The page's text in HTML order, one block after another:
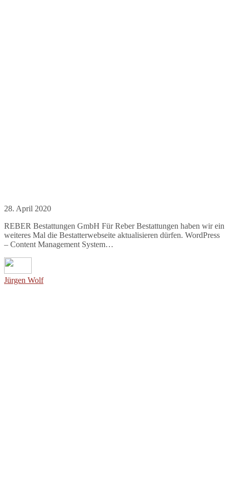
28. April 2020
REBER Bestattungen GmbH Für Reber Bestattungen haben wir ein
weiteres Mal die Bestatterwebseite aktualisieren dürfen. WordPress
– Content Management System…
Jürgen Wolf